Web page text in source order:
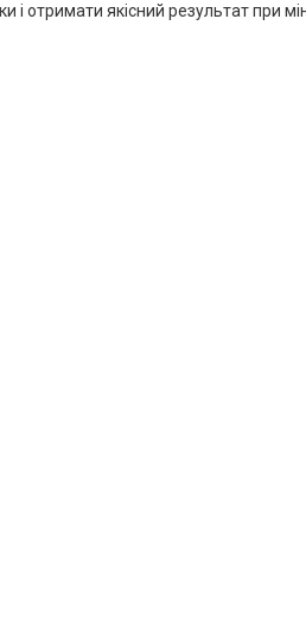
отримати якісний результат при